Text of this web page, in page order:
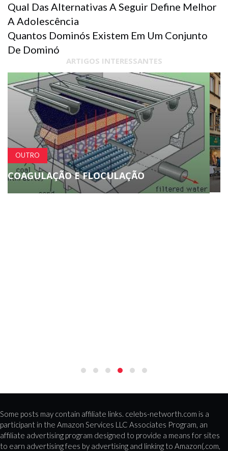
Qual Das Alternativas A Seguir Define Melhor
A Adolescência
Quantos Dominós Existem Em Um Conjunto
De Dominó
ARTIGOS INTERESSANTES
GEOGRAFIA E VIAGENS
VILLACH
Some posts may contain affiliate links. celebs-networth.com is a
participant in the Amazon Services LLC Associates Program, an
affiliate advertising program designed to provide a means for sites
to earn advertising fees by advertising and linking to Amazon(.com,